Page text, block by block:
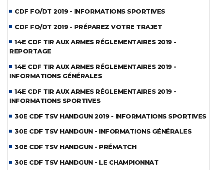
CDF FO/DT 2019 - INFORMATIONS SPORTIVES
CDF FO/DT 2019 - PRÉPAREZ VOTRE TRAJET
14E CDF TIR AUX ARMES RÉGLEMENTAIRES 2019 -
REPORTAGE
14E CDF TIR AUX ARMES RÉGLEMENTAIRES 2019 -
INFORMATIONS GÉNÉRALES
14E CDF TIR AUX ARMES RÉGLEMENTAIRES 2019 -
INFORMATIONS SPORTIVES
30E CDF TSV HANDGUN 2019 - INFORMATIONS SPORTIVES
30E CDF TSV HANDGUN - INFORMATIONS GÉNÉRALES
30E CDF TSV HANDGUN - PRÉMATCH
30E CDF TSV HANDGUN - LE CHAMPIONNAT